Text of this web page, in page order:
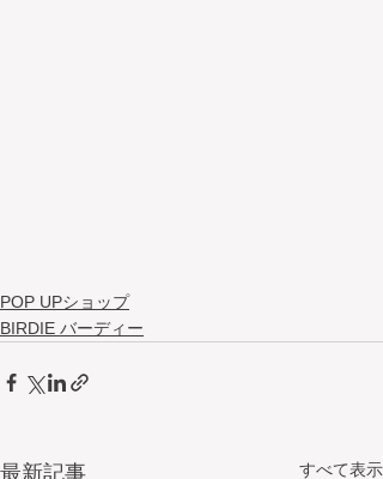
POP UPショップ
BIRDIE バーディー
最新記事 すべて表示